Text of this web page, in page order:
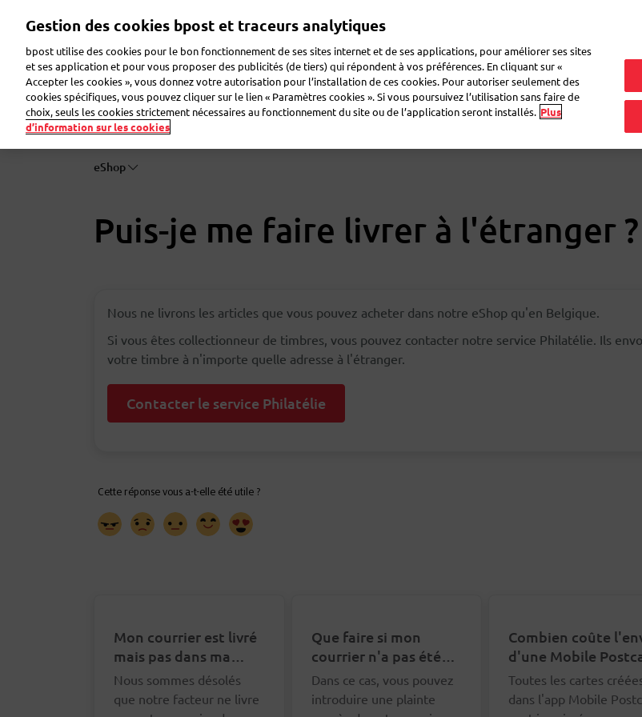
principal
Envoyer un colis Recevoir un colis Envoyer une lettre Déménagement Questions fréquentes
eShop
Puis-je me faire livrer à l'étranger ?
Nous ne livrons les articles que vous pouvez acheter dans notre eShop qu'en Belgique.
Si vous êtes collectionneur de timbres, vous pouvez contacter notre service Philatélie. Ils
votre timbre à n'importe quelle adresse à l'étranger.
Contacter le service Philatélie
Mon courrier est livré
mais pas dans ma
boîte aux lettres. Que
puis-je faire ?
Nous sommes désolés
que notre facteur ne livre
Que faire si mon
courrier n'a pas été
distribué ?
Dans ce cas, vous pouvez
introduire une plainte
Combien coûte
d'une Mobile
?
Toutes les cartes
dans l'app Mobile
Gestion des cookies bpost et traceurs analytiques
bpost utilise des cookies pour le bon fonctionnement de ses sites internet et de ses applications, pour améliorer ses sites
et ses application et pour vous proposer des publicités (de tiers) qui répondent à vos préférences. En cliquant sur «
Accepter les cookies », vous donnez votre autorisation pour l’installation de ces cookies. Pour autoriser seulement des
cookies spécifiques, vous pouvez cliquer sur le lien « Paramètres cookies ». Si vous poursuivez l’utilisation sans faire de
choix, seuls les cookies strictement nécessaires au fonctionnement du site ou de l’application seront installés. Plus
d’information sur les cookies